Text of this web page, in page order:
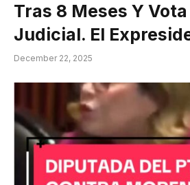
Tras 8 Meses Y
Judicial. El
December 22, 2025